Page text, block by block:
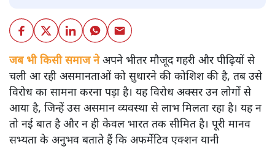
जब भी किसी समाज नेअपने भीतर मौजूद गहरी और पीढ़ियों से
चली आ रही असमानताओं को सुधारने की कोशिश की है, तब उसे
विरोध का सामना करना पड़ा है। यह विरोध अक्सर उन लोगों से
आया है, जिन्हें उस असमान व्यवस्था से लाभ मिलता रहा है। यह न
तो नई बात है और न ही केवल भारत तक सीमित है। पूरी मानव
सभ्यता के अनुभव बताते हैं कि अफर्मेटिव एक्शन यानी